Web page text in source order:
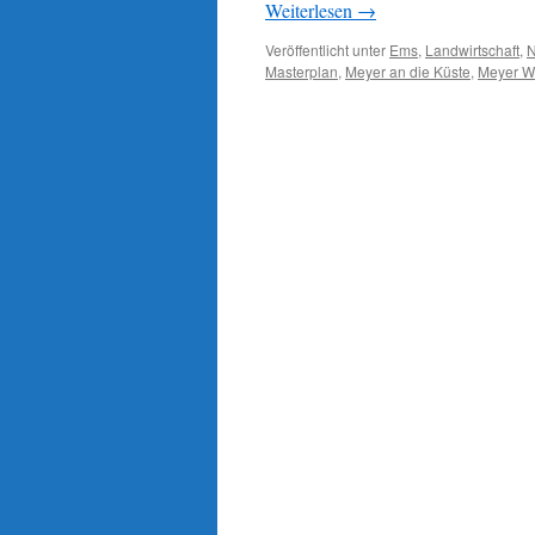
Weiterlesen →
Veröffentlicht unter Ems, Landwirtschaft,
Masterplan, Meyer an die Küste, Meyer